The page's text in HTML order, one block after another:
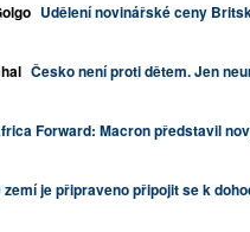
Udělení novinářské ceny
Česko není proti dětem. Jen
Forward: Macron představil
zemí je připraveno připojit se k